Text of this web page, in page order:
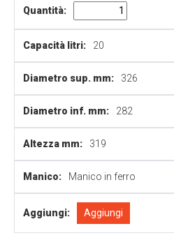
Quantità:
Capacità litri: 20
Diametro sup. mm: 326
Diametro inf. mm: 282
Altezza mm: 319
Manico: Manico in ferro
Aggiungi: Aggiungi